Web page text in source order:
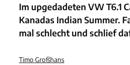
Im upgedadeten VW T6.1
Kanadas Indian Summer.
mal schlecht und schlief
Timo Großhans